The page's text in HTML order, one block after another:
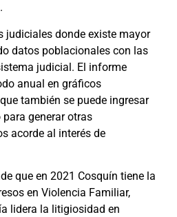
judiciales donde existe mayor
datos poblacionales con las
judicial. El informe
anual en gráficos
también se puede ingresar
generar otras
acorde al interés de
que en 2021 Cosquín tiene la
en Violencia Familiar,
lidera la litigiosidad en